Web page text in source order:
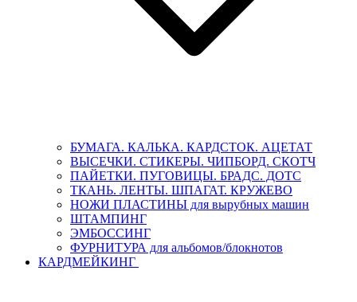
БУМАГА. КАЛЬКА. КАРДСТОК. АЦЕТАТ
ВЫСЕЧКИ. СТИКЕРЫ. ЧИПБОРД. СКОТЧ
ПАЙЕТКИ. ПУГОВИЦЫ. БРАДС. ДОТС
ТКАНЬ. ЛЕНТЫ. ШПАГАТ. КРУЖЕВО
НОЖИ ПЛАСТИНЫ для вырубных машин
ШТАМПИНГ
ЭМБОССИНГ
ФУРНИТУРА для альбомов/блокнотов
КАРДМЕЙКИНГ